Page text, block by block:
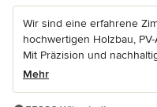
Wir sind eine erfahrene
hochwertigen Holzbau,
Mit Präzision und
Mehr